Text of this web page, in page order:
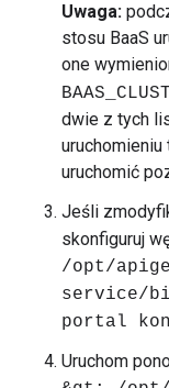
Uwaga:
stosu BaaS
one
dwie z tych
uruchomić
Jeśli
skonfiguruj
/opt/
service/
portal
Uruchom